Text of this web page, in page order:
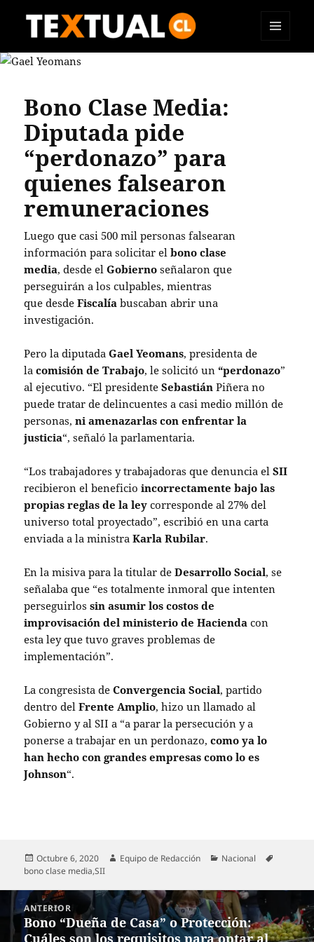
TEXTUAL
Bono Clase Media:
Diputada pide
“perdonazo” para
quienes falsearon
remuneraciones
Luego que casi 500 mil personas falsearan
información para solicitar el bono clase
media, desde elGobierno señalaron que
perseguirán a los culpables, mientras
que desdeFiscalía buscaban abrir una
investigación.
Pero la diputadaGael Yeomans, presidenta de
la comisión de Trabajo, le solicitó un“perdonazo”
al ejecutivo. “El presidenteSebastián Piñera no
puede tratar de delincuentes a casi medio millón de
personas,ni amenazarlas con enfrentar la
justicia“, señaló la parlamentaria.
“Los trabajadores y trabajadoras que denuncia elSII
recibieron el beneficio incorrectamente bajo las
propias reglas de la ley corresponde al 27% del
universo total proyectado”, escribió en una carta
enviada a la ministraKarla Rubilar.
En la misiva para la titular deDesarrollo Social, se
señalaba que “es totalmente inmoral que intenten
perseguirlos sin asumir los costos de
improvisación del ministerio de Hacienda con
esta ley que tuvo graves problemas de
implementación”.
La congresista deConvergencia Social, partido
dentro delFrente Amplio, hizo un llamado al
Gobierno y al SII a “a parar la persecución y a
ponerse a trabajar en un perdonazo,como ya lo
han hecho con grandes empresas como lo es
Johnson“.
Publicado
el
Octubre 6, 2020 Autor
Equipo de Redacción Categorías
Nacional
bono clase media,SII
Navegación
entradas
ANTERIOR
Entrada
Bono “Dueña de Casa” o Protección:
Cuáles son los requisitos para optar al